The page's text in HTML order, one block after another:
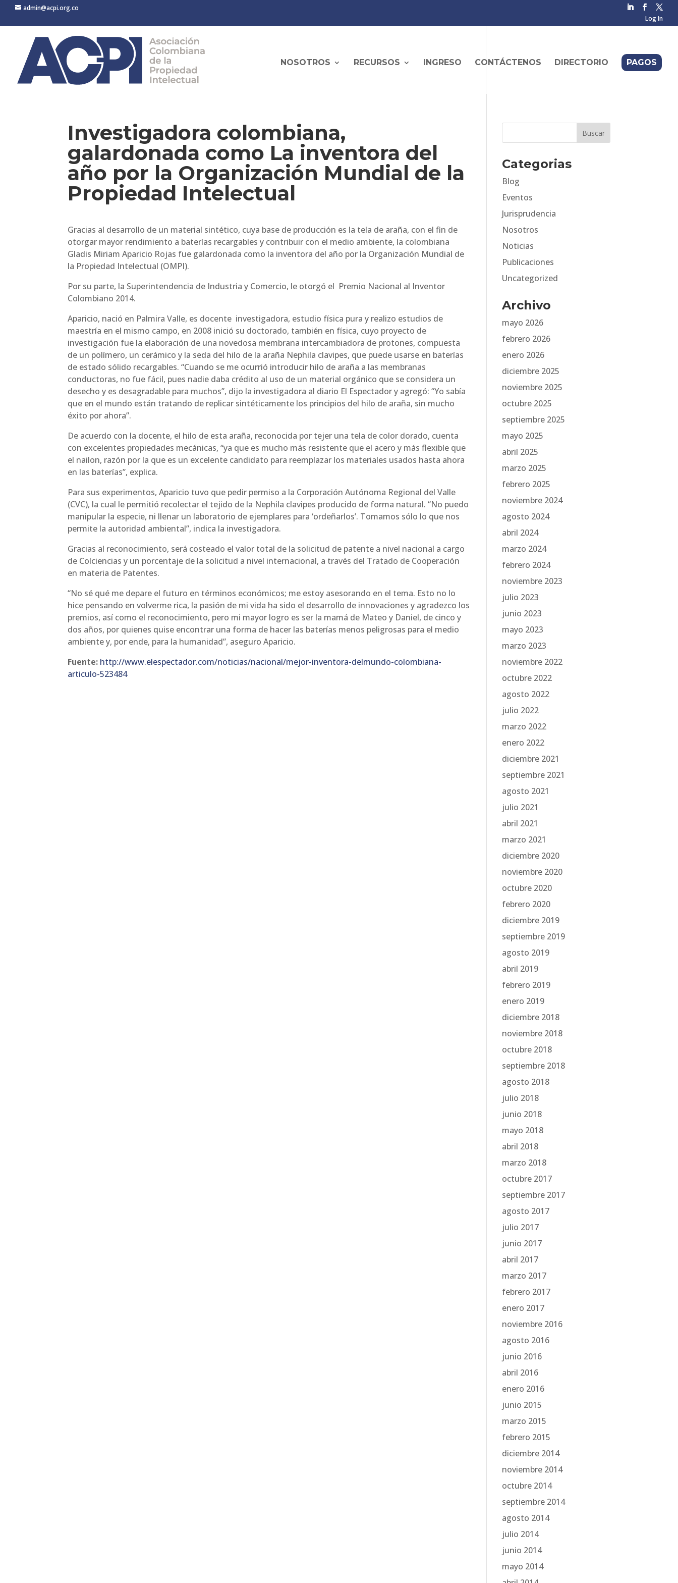
admin@acpi.org.co
Log In
NOSOTROS RECURSOS INGRESO CONTÁCTENOS DIRECTORIO PAGOS
Investigadora colombiana,
galardonada como La inventora del
año por la Organización Mundial de la
Propiedad Intelectual
Gracias al desarrollo de un material sintético, cuya base de producción es la tela de araña, con el fin de
otorgar mayor rendimiento a baterías recargables y contribuir con el medio ambiente, la colombiana
Gladis Miriam Aparicio Rojas fue galardonada como la inventora del año por la Organización Mundial de
la Propiedad Intelectual (OMPI).
Por su parte, la Superintendencia de Industria y Comercio, le otorgó el Premio Nacional al Inventor
Colombiano 2014.
Aparicio, nació en Palmira Valle, es docente investigadora, estudio física pura y realizo estudios de
maestría en el mismo campo, en 2008 inició su doctorado, también en física, cuyo proyecto de
investigación fue la elaboración de una novedosa membrana intercambiadora de protones, compuesta
de un polímero, un cerámico y la seda del hilo de la araña Nephila clavipes, que puede usarse en baterías
de estado sólido recargables. “Cuando se me ocurrió introducir hilo de araña a las membranas
conductoras, no fue fácil, pues nadie daba crédito al uso de un material orgánico que se considera un
desecho y es desagradable para muchos”, dijo la investigadora al diario El Espectador y agregó: “Yo sabía
que en el mundo están tratando de replicar sintéticamente los principios del hilo de araña, sin mucho
éxito por ahora”.
De acuerdo con la docente, el hilo de esta araña, reconocida por tejer una tela de color dorado, cuenta
con excelentes propiedades mecánicas, “ya que es mucho más resistente que el acero y más flexible que
el nailon, razón por la que es un excelente candidato para reemplazar los materiales usados hasta ahora
en las baterías”, explica.
Para sus experimentos, Aparicio tuvo que pedir permiso a la Corporación Autónoma Regional del Valle
(CVC), la cual le permitió recolectar el tejido de la Nephila clavipes producido de forma natural. “No puedo
manipular la especie, ni llenar un laboratorio de ejemplares para ‘ordeñarlos’. Tomamos sólo lo que nos
permite la autoridad ambiental”, indica la investigadora.
Gracias al reconocimiento, será costeado el valor total de la solicitud de patente a nivel nacional a cargo
de Colciencias y un porcentaje de la solicitud a nivel internacional, a través del Tratado de Cooperación
en materia de Patentes.
“No sé qué me depare el futuro en términos económicos; me estoy asesorando en el tema. Esto no lo
hice pensando en volverme rica, la pasión de mi vida ha sido el desarrollo de innovaciones y agradezco los
premios, así como el reconocimiento, pero mi mayor logro es ser la mamá de Mateo y Daniel, de cinco y
dos años, por quienes quise encontrar una forma de hacer las baterías menos peligrosas para el medio
ambiente y, por ende, para la humanidad”, aseguro Aparicio.
Fuente: http://www.elespectador.com/noticias/nacional/mejor-inventora-delmundo-colombiana-
articulo-523484
Categorias
Blog
Eventos
Jurisprudencia
Nosotros
Noticias
Publicaciones
Uncategorized
Archivo
mayo 2026
febrero 2026
enero 2026
diciembre 2025
noviembre 2025
octubre 2025
septiembre 2025
mayo 2025
abril 2025
marzo 2025
febrero 2025
noviembre 2024
agosto 2024
abril 2024
marzo 2024
febrero 2024
noviembre 2023
julio 2023
junio 2023
mayo 2023
marzo 2023
noviembre 2022
octubre 2022
agosto 2022
julio 2022
marzo 2022
enero 2022
diciembre 2021
septiembre 2021
agosto 2021
julio 2021
abril 2021
marzo 2021
diciembre 2020
noviembre 2020
octubre 2020
febrero 2020
diciembre 2019
septiembre 2019
agosto 2019
abril 2019
febrero 2019
enero 2019
diciembre 2018
noviembre 2018
octubre 2018
septiembre 2018
agosto 2018
julio 2018
junio 2018
mayo 2018
abril 2018
marzo 2018
octubre 2017
septiembre 2017
agosto 2017
julio 2017
junio 2017
abril 2017
marzo 2017
febrero 2017
enero 2017
noviembre 2016
agosto 2016
junio 2016
abril 2016
enero 2016
junio 2015
marzo 2015
febrero 2015
diciembre 2014
noviembre 2014
octubre 2014
septiembre 2014
agosto 2014
julio 2014
junio 2014
mayo 2014